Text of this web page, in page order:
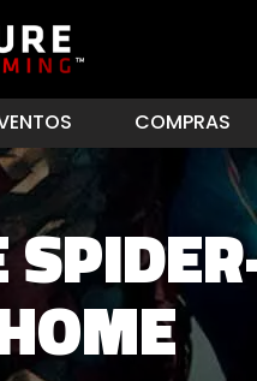
COMPRAS